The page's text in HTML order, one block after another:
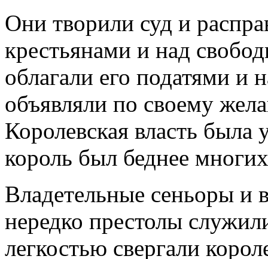
Они творили суд и
крестьянами и над
облагали его податями и
объявляли по своему
Королевская власть
король был беднее
Владетельные сеньоры и
нередко престолы
легкостью свергали